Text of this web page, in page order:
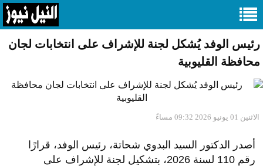
رئيس الوفد يُشكل لجنة للإشراف على انتخابات لجان
محافظة القليوبية
الاثنين 01 يونيو 2026 09:32 مساءً
أصدر الدكتور السيد البدوي شحاتة، رئيس الوفد، قرارًا
رقم 110 لسنة 2026، بتشكيل لجنة للإشراف على